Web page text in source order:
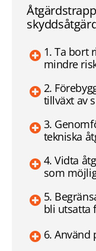
1. Ta bort
mindre
2.
tillväxt av
3.
tekniska
4. Vidta
som
5.
bli utsatta
6. Använd